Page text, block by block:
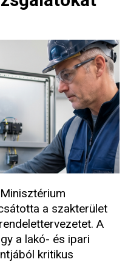
a szakterület
A
a lakó- és ipari
kritikus